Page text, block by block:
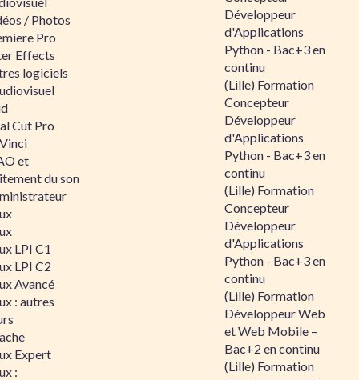
/ Photos
Pro
Effects
logiciels
Cut Pro
et
du son
LPI C1
LPI C2
Avancé
: autres
Expert
:
Développeur
d'Applications
Python - Bac+3 en
continu
(Lille) Formation
Concepteur
Développeur
d'Applications
Python - Bac+3 en
continu
(Lille) Formation
Concepteur
Développeur
d'Applications
Python - Bac+3 en
continu
(Lille) Formation
Développeur Web
et Web Mobile –
Bac+2 en continu
(Lille) Formation